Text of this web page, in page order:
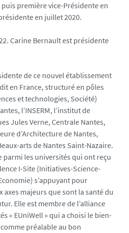
première vice-Présidente en
en juillet 2020.
Carine Bernault est présidente
de ce nouvel établissement
en France, structuré en pôles
et technologies, Société)
l’INSERM, l’institut de
Jules Verne, Centrale Nantes,
d’Architecture de Nantes,
arts de Nantes Saint-Nazaire.
parmi les universités qui ont reçu
I-Site (Initiatives-Science-
s’appuyant pour
axes majeurs que sont la santé du
Elle est membre de l’alliance
« EUniWell » qui a choisi le bien-
préalable au bon